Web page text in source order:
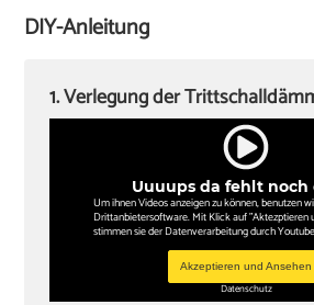
Cuttermesser
Zollstock
DIY-Anleitung
Uuuups da fehlt noch
Um ihnen Videos anzeigen zu können, benutzen
Drittanbietersoftware. Mit Klick auf "Aktezptieren
stimmen sie der Datenverarbeitung durch
Akzeptieren und Ansehen
Datenschutz
1. Verlegung der